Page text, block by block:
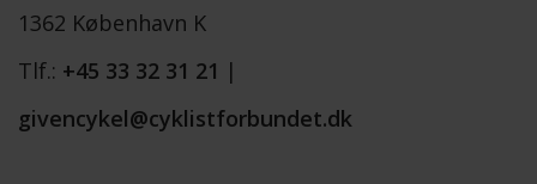
1362 København K
Tlf.: +45 33 32 31 21 |
givencykel@cyklistforbundet.dk